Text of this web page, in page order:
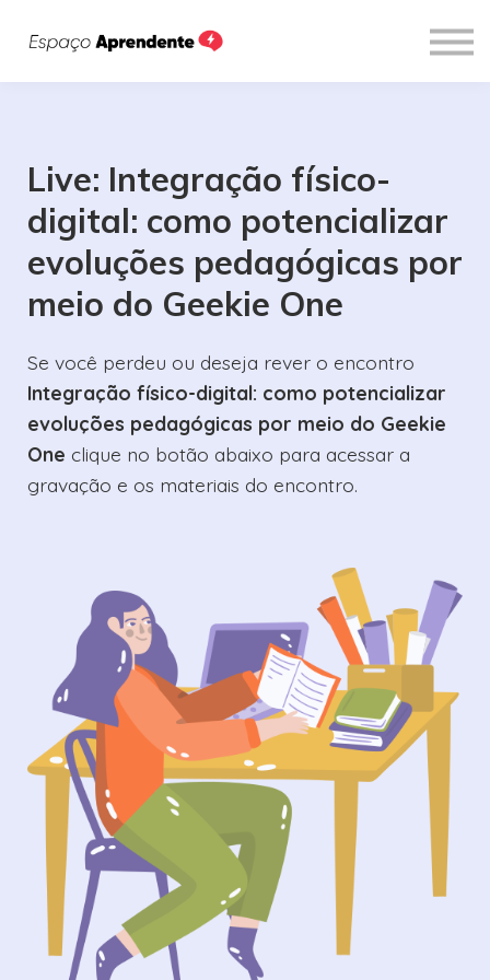
Sobre
Live: Integração físico-
digital: como potencializar
evoluções pedagógicas por
meio do Geekie One
Se você perdeu ou deseja rever o encontro
Integração físico-digital: como potencializar
evoluções pedagógicas por meio do Geekie
One clique no botão abaixo para acessar a
gravação e os materiais do encontro.